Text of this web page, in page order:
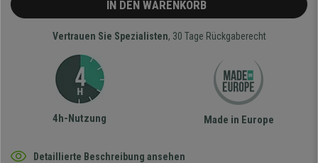
IN DEN WARENKORB
Vertrauen Sie Spezialisten, 30 Tage Rückgaberecht
4h-Nutzung Made in Europe
Detaillierte Beschreibung ansehen